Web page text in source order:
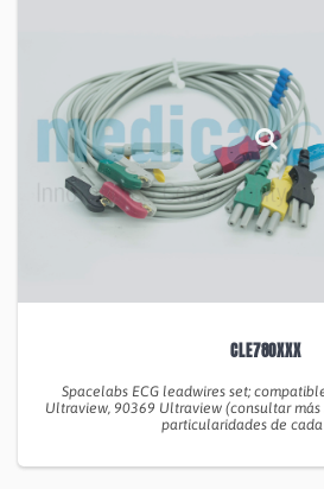
CLE780XXX
Spacelabs ECG leadwires set;
Ultraview, 90369 Ultraview (consultar
particularidades de